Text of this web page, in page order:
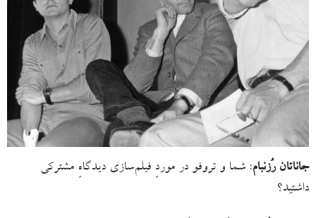
جاناتان رُزنبام: شما و تروفو در موردِ فیلم‌سازی دیدگاهِ مشترکی
داشتید؟